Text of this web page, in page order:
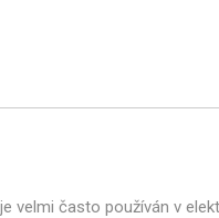
velmi často používán v